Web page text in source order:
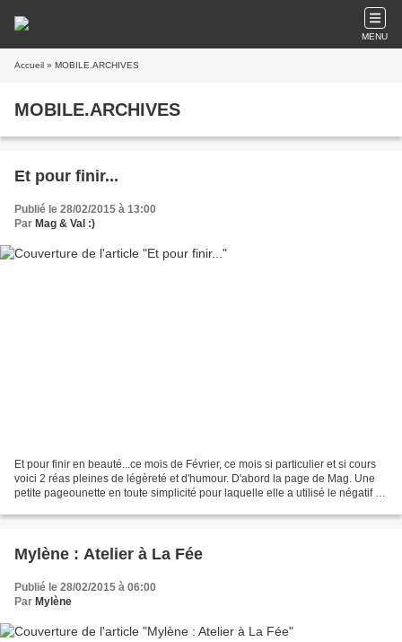
MENU
Accueil » MOBILE.ARCHIVES
MOBILE.ARCHIVES
Et pour finir...
Publié le 28/02/2015 à 13:00
Par Mag & Val :)
Et pour finir en beauté...ce mois de Février, ce mois si particulier et si cours
voici 2 réas pleines de légèreté et d'humour. D'abord la page de Mag. Une
petite pageounette en toute simplicité pour laquelle elle a utilisé le négatif du
Mylène : Atelier à La Fée
Publié le 28/02/2015 à 06:00
Par Mylène